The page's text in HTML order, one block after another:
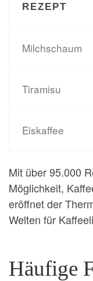
REZEPT
Milchschaum
Tiramisu
Eiskaffee
Mit über 95.000
Möglichkeit,
eröffnet der
Welten für
Häufige